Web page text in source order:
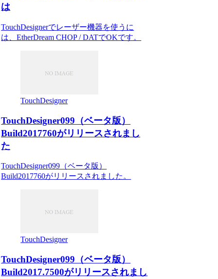
は
TouchDesignerでレーザー機器を使うに
は、EtherDream CHOP / DATでOKです。
TouchDesigner
TouchDesigner099（ベータ版）
Build2017760がリリースされまし
た
TouchDesigner099（ベータ版）
Build2017760がリリースされました。
TouchDesigner
TouchDesigner099（ベータ版）
Build2017.7500がリリースされまし